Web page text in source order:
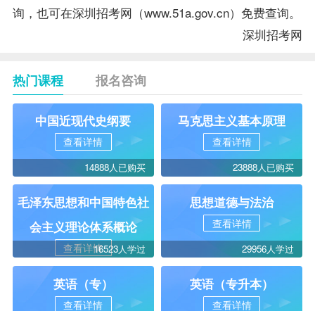
询，也可在深圳招考网（www.51a.gov.cn）免费查询。
深圳招考网
热门课程 报名咨询
中国近现代史纲要
查看详情
14888人已购买
马克思主义基本原理
查看详情
23888人已购买
毛泽东思想和中国特色社
会主义理论体系概论
查看详情16523人学过
思想道德与法治
查看详情
29956人学过
英语（专）
查看详情
英语（专升本）
查看详情